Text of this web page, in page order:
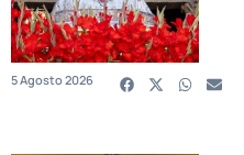
5 Agosto 2026